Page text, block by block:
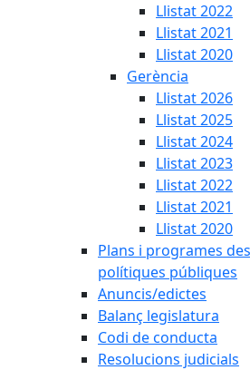
Llistat 2022
Llistat 2021
Llistat 2020
Gerència
Llistat 2026
Llistat 2025
Llistat 2024
Llistat 2023
Llistat 2022
Llistat 2021
Llistat 2020
Plans i programes
polítiques públiques
Anuncis/edictes
Balanç legislatura
Codi de conducta
Resolucions judicials